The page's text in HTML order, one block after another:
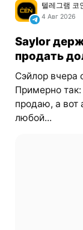
텔레그램 코
4 Авг 2026
Saylor
продать
Сэйлор вчера
Примерно
продаю, а вот
любой...